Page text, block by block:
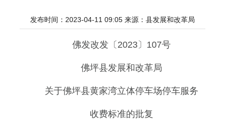
发布时间：2023-04-11 09:05 来源：县发展和改革局
佛发改发〔2023〕107号
佛坪县发展和改革局
关于佛坪县黄家湾立体停车场停车服务
收费标准的批复